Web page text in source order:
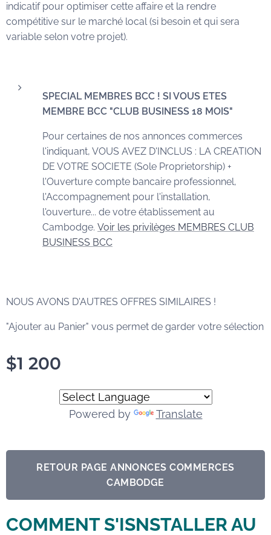
indicatif pour optimiser cette affaire et la rendre
compétitive sur le marché local (si besoin et qui sera
variable selon votre projet).
SPECIAL MEMBRES BCC ! SI VOUS ETES
MEMBRE BCC "CLUB BUSINESS 18 MOIS"
Pour certaines de nos annonces commerces
l'indiquant, VOUS AVEZ D'INCLUS : LA CREATION
DE VOTRE SOCIETE (Sole Proprietorship) +
l'Ouverture compte bancaire professionnel,
l'Accompagnement pour l'installation,
l'ouverture... de votre établissement au
Cambodge. Voir les privilèges MEMBRES CLUB
BUSINESS BCC
NOUS AVONS D'AUTRES OFFRES SIMILAIRES !
"Ajouter au Panier" vous permet de garder votre sélection
$1 200
Powered by Translate
RETOUR PAGE ANNONCES COMMERCES
CAMBODGE
COMMENT S'ISNSTALLER AU